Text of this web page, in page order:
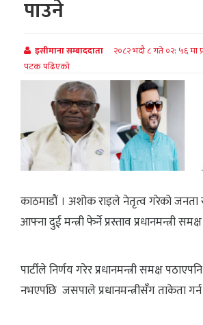
पाउने
इसीमाना सम्बाददाता २०८२ भदौ ८ गते ०२: ५६ मा
पटक पढिएको
काठमाडौं । अशोक राइले नेतृत्व गरेको जनता
आफ्ना दुई मन्त्री फेर्ने प्रस्ताव प्रधानमन्त्री
पार्टीले निर्णय गरेर प्रधानमन्त्री समक्ष
नभएपछि जसपाले प्रधानमन्त्रीसँग ताकेता